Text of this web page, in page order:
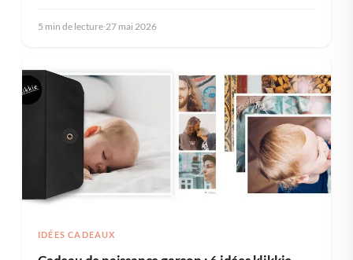
5 min de lecture·27 mai 2026
IDÉES CADEAUX